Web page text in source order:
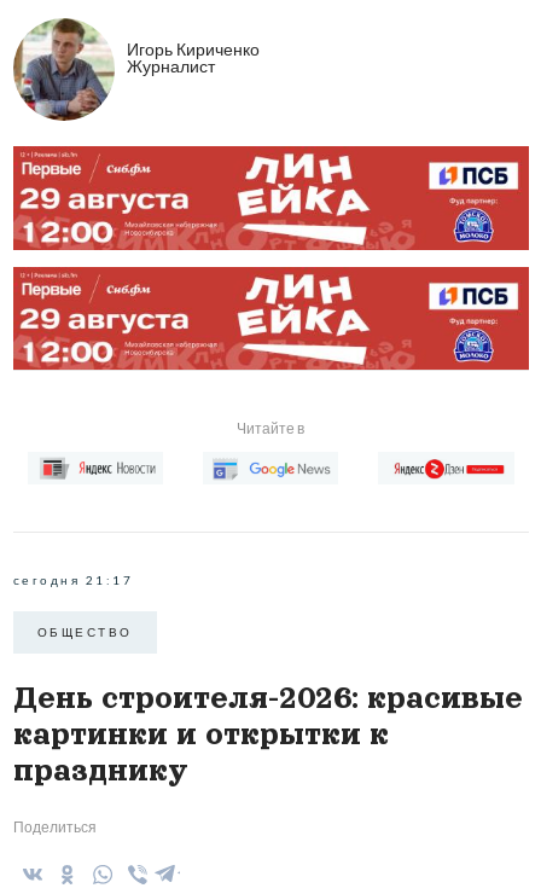
Игорь Кириченко
Журналист
Читайте в
сегодня 21:17
ОБЩЕСТВО
День строителя-2026: красивые
картинки и открытки к
празднику
Поделиться